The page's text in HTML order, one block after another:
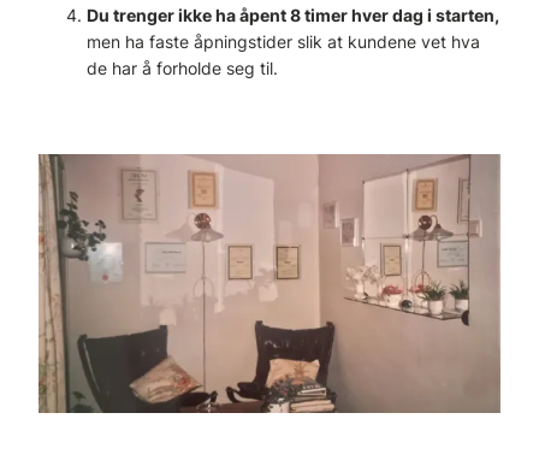
Du trenger ikke ha åpent 8 timer hver dag i starten,
men ha faste åpningstider slik at kundene vet hva
de har å forholde seg til.